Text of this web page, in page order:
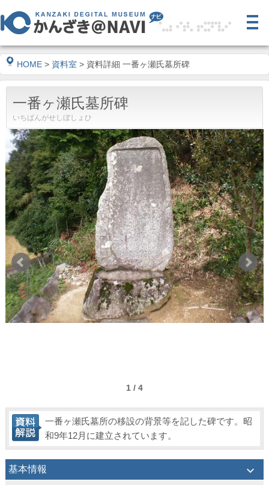
HOME > 資料室 > 資料詳細 一番ヶ瀬氏墓所碑
一番ヶ瀬氏墓所碑
いちばんがせしぼしょひ
1 / 4
一番ヶ瀬氏墓所の移設の背景等を記した碑です。昭
和9年12月に建立されています。
基本情報 keyboard_arrow_down